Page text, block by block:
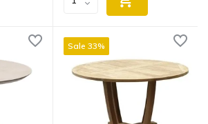
Sale 33%